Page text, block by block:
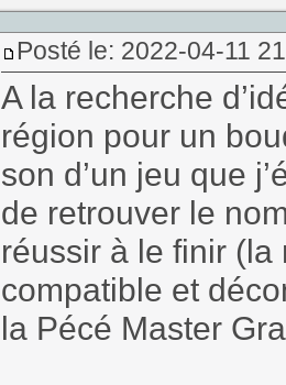
Posté le: 2022-04-11
A la recherche
région pour un
son d’un jeu que
de retrouver le
réussir à le finir (la
compatible et
la Pécé Master